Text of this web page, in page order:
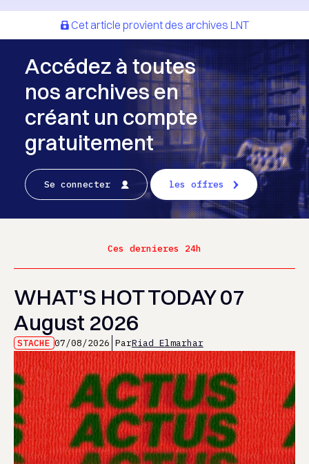
Cet article provient des archives LNT
Accédez à toutes
nos archives en
créant un compte
gratuitement
Se connecter les offres
Ces dernieres 24h
WHAT’S HOT TODAY 07
August 2026
STACHE 07/08/2026 ParRiad Elmarhar